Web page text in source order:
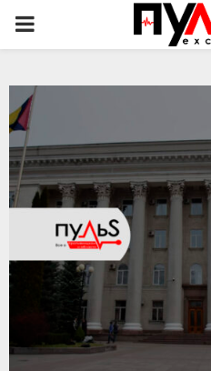
PRIMARY